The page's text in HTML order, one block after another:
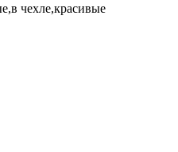
чехле,красивые